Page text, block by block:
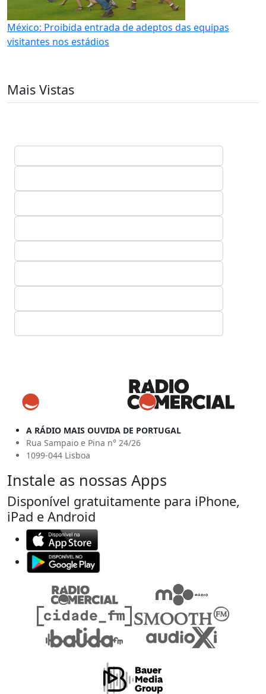
México: Proibida entrada de adeptos das equipas
visitantes nos estádios
Mais Vistas
A RÁDIO MAIS OUVIDA DE PORTUGAL
Rua Sampaio e Pina n° 24/26
1099-044 Lisboa
Instale as nossas Apps
Disponível gratuitamente para iPhone,
iPad e Android